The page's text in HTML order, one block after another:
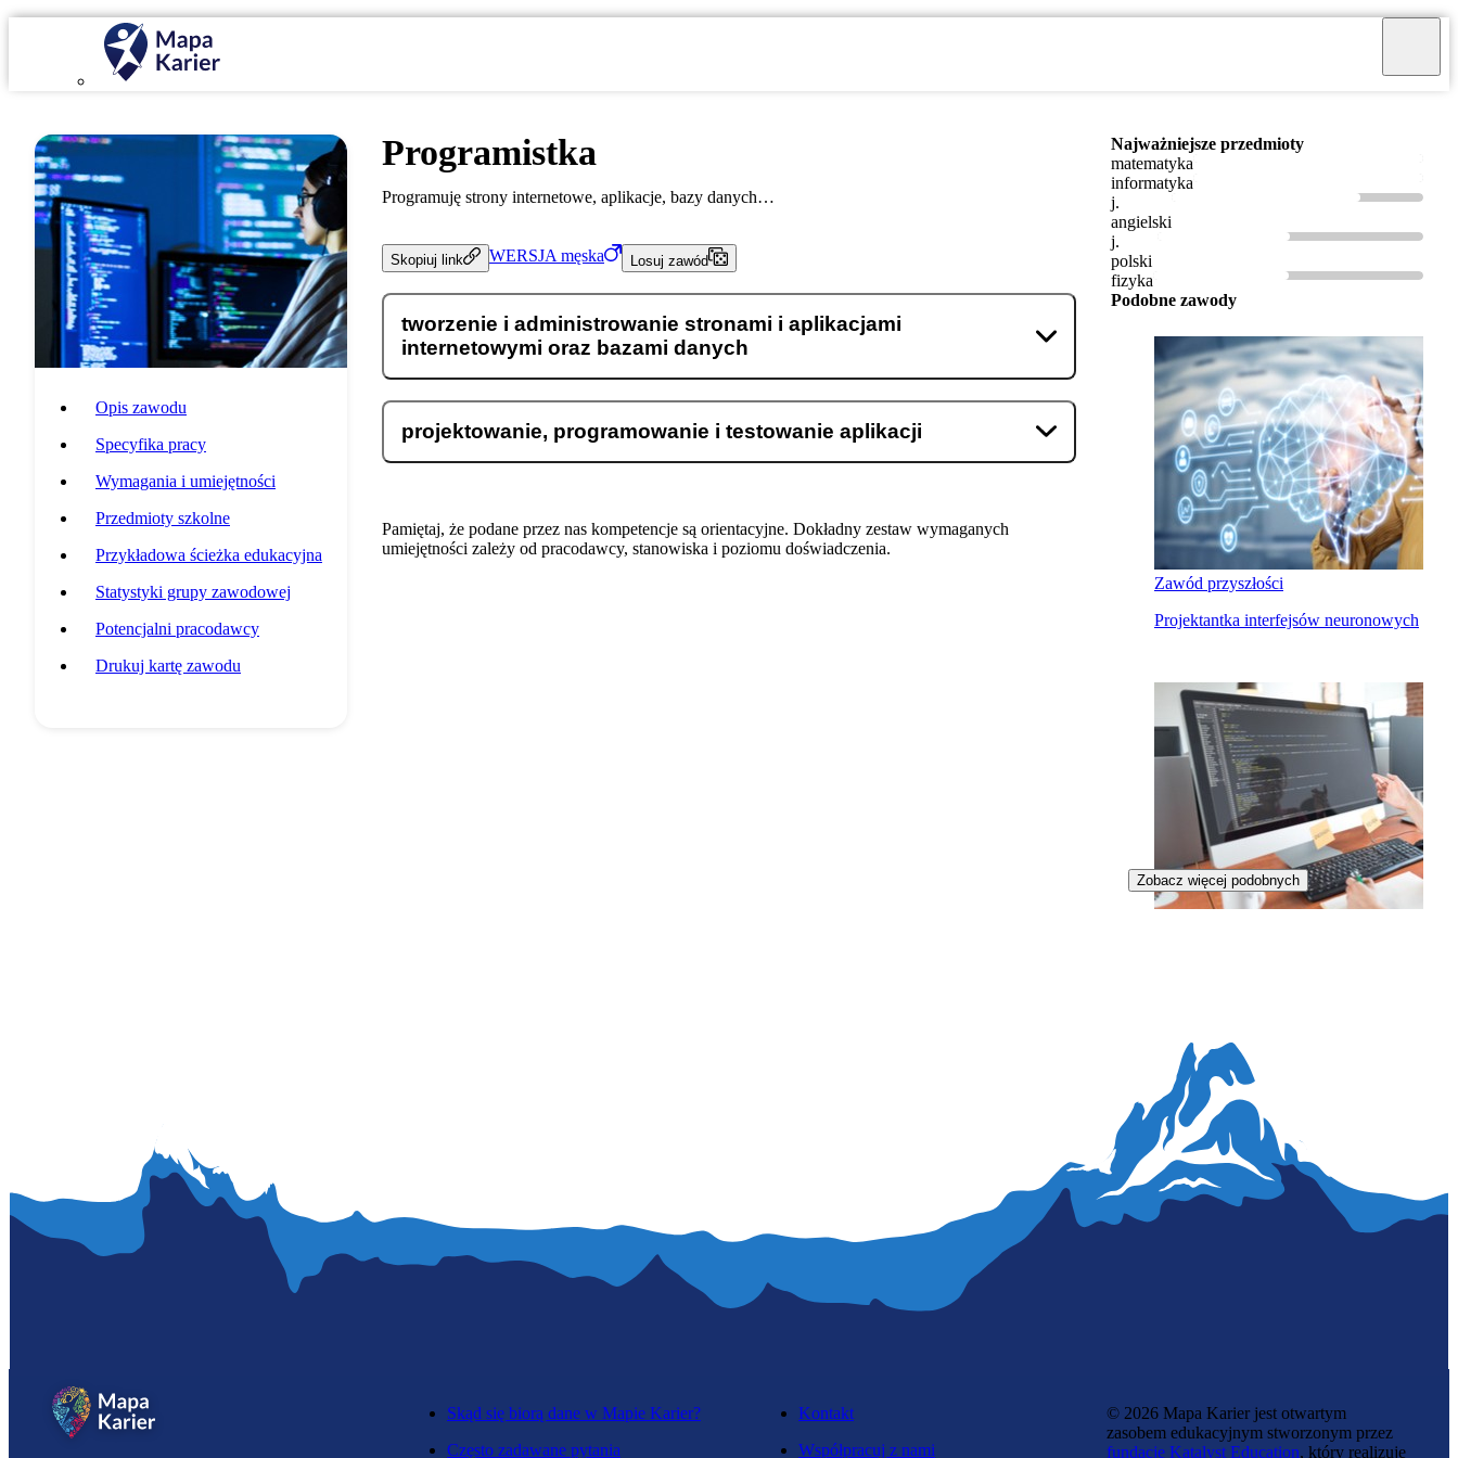
Opis zawodu
Specyfika pracy
Wymagania i umiejętności
Przedmioty szkolne
Przykładowa ścieżka edukacyjna
Statystyki grupy zawodowej
Potencjalni pracodawcy
Drukuj kartę zawodu
Programistka
Programuję strony internetowe, aplikacje, bazy danych…
Skopiuj link WERSJA męska Losuj zawód
tworzenie i administrowanie stronami i aplikacjami
internetowymi oraz bazami danych
projektowanie, programowanie i testowanie aplikacji
Pamiętaj, że podane przez nas kompetencje są orientacyjne. Dokładny zestaw wymaganych
umiejętności zależy od pracodawcy, stanowiska i poziomu doświadczenia.
Najważniejsze przedmioty
matematyka
informatyka
j.
angielski
j.
polski
fizyka
Podobne zawody
Zawód przyszłości
Projektantka interfejsów neuronowych
Zobacz więcej podobnych
Skąd się biorą dane w Mapie Karier?
Często zadawane pytania
Kontakt
Współpracuj z nami
© 2026 Mapa Karier jest otwartym
zasobem edukacyjnym stworzonym przez
fundację Katalyst Education, który realizuje